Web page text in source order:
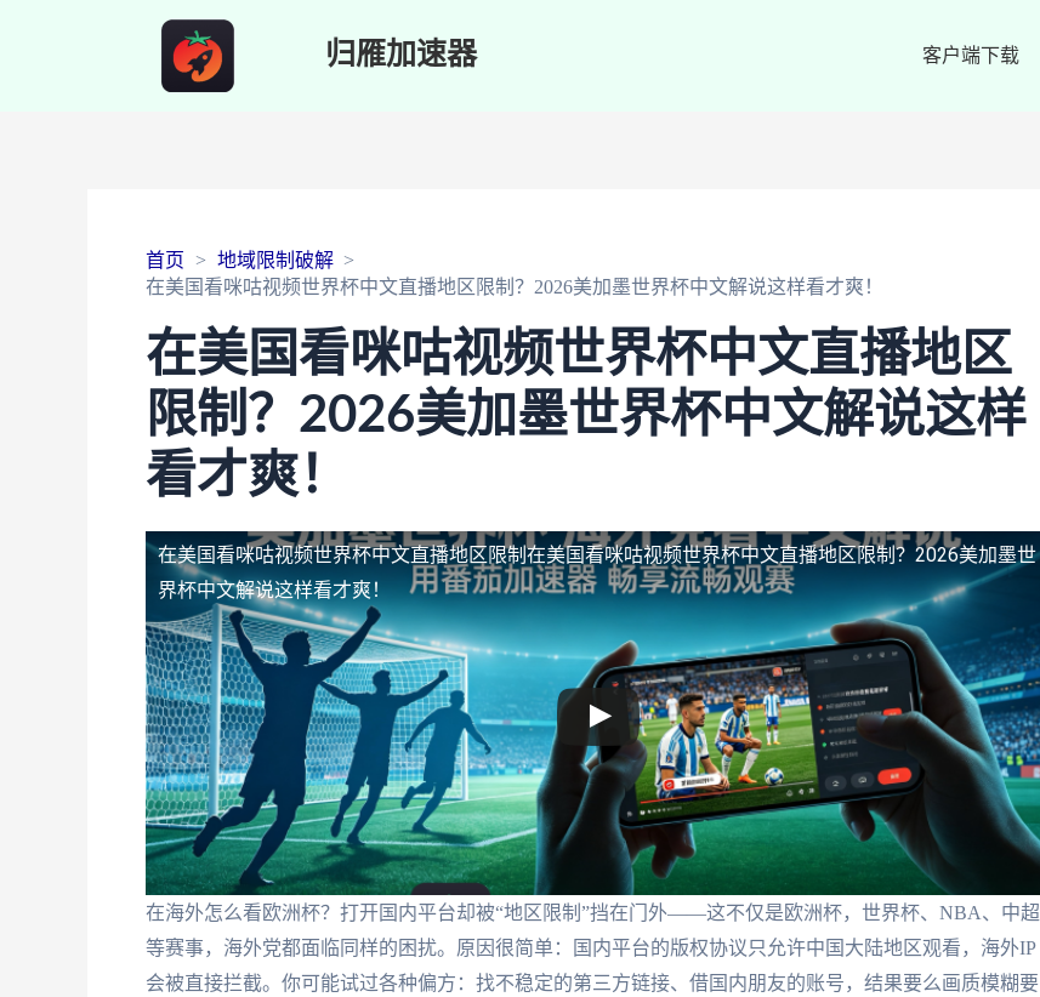
归雁加速器 客户端下载
首页
地域限制破解
在美国看咪咕视频世界杯中文直播地区限制？2026美加墨世界杯中文解说这样看才爽！
在美国看咪咕视频世界杯中文直播地区
限制？2026美加墨世界杯中文解说这样
看才爽！
在美国看咪咕视频世界杯中文直播地区限制在美国看咪咕视频世界杯中文直播地区限制？2026美加墨世
界杯中文解说这样看才爽！
在海外怎么看欧洲杯？打开国内平台却被“地区限制”挡在门外——这不仅是欧洲杯，世界杯、NBA、中超
等赛事，海外党都面临同样的困扰。原因很简单：国内平台的版权协议只允许中国大陆地区观看，海外IP
会被直接拦截。你可能试过各种偏方：找不稳定的第三方链接、借国内朋友的账号，结果要么画质模糊要